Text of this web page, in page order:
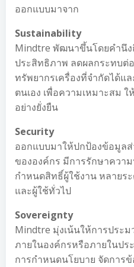
ออกแบบมาจาก
Sustainability
Mindtre พัฒนาขึ้นโดยคำนึง
ประสิทธิภาพ ลดผลกระทบต่
ทรัพยากรเครื่องที่จำกัดได้แ
ตนเอง เพื่อความเหมาะสม
อย่างยั่งยืน
Security
ออกแบบมาให้ปกป้องข้อมู
ขององค์กร มีการรักษาควา
กำหนดสิทธิ์ผู้ใช้งาน หลายร
และผู้ใช้ทั่วไป
Sovereignty
Mindtre มุ่งเน้นให้การประ
ภายในองค์กรหรือภายในปร
การกำหนดนโยบาย จัดการ